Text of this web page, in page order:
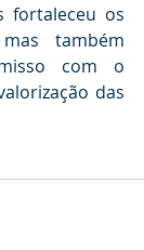
fortaleceu os
também
com o
das